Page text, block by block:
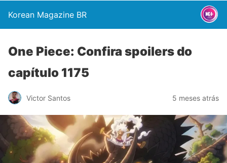
Korean Magazine BR
One Piece: Confira spoilers do
capítulo 1175
Victor Santos 5 meses atrás